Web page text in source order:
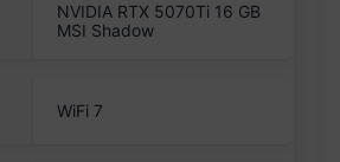
NVIDIA RTX 5070Ti 16 GB
MSI Shadow
WiFi 7